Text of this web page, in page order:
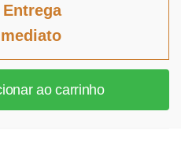
ao carrinho